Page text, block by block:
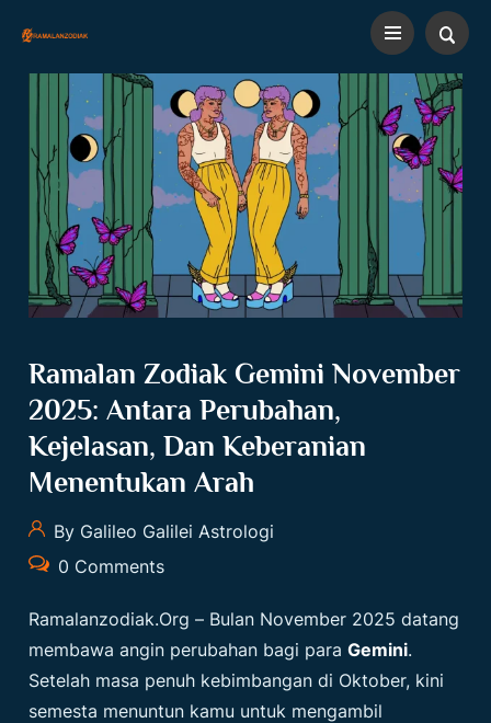
Ramalan Zodiak Gemini November
2025: Antara Perubahan,
Kejelasan, Dan Keberanian
Menentukan Arah
By Galileo Galilei Astrologi
0 Comments
Ramalanzodiak.org – Bulan November 2025 datang
membawa angin perubahan bagi paraGemini.
Setelah masa penuh kebimbangan di Oktober, kini
semesta menuntun kamu untuk mengambil